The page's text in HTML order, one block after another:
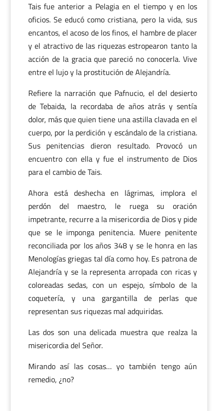
Tais fue anterior a Pelagia en el tiempo y en los
oficios. Se educó como cristiana, pero la vida, sus
encantos, el acoso de los finos, el hambre de placer
y el atractivo de las riquezas estropearon tanto la
acción de la gracia que pareció no conocerla. Vive
entre el lujo y la prostitución de Alejandría.
Refiere la narración que Pafnucio, el del desierto
de Tebaida, la recordaba de años atrás y sentía
dolor, más que quien tiene una astilla clavada en el
cuerpo, por la perdición y escándalo de la cristiana.
Sus penitencias dieron resultado. Provocó un
encuentro con ella y fue el instrumento de Dios
para el cambio de Tais.
Ahora está deshecha en lágrimas, implora el
perdón del maestro, le ruega su oración
impetrante, recurre a la misericordia de Dios y pide
que se le imponga penitencia. Muere penitente
reconciliada por los años 348 y se le honra en las
Menologías griegas tal día como hoy. Es patrona de
Alejandría y se la representa arropada con ricas y
coloreadas sedas, con un espejo, símbolo de la
coquetería, y una gargantilla de perlas que
representan sus riquezas mal adquiridas.
Las dos son una delicada muestra que realza la
misericordia del Señor.
Mirando así las cosas… yo también tengo aún
remedio, ¿no?